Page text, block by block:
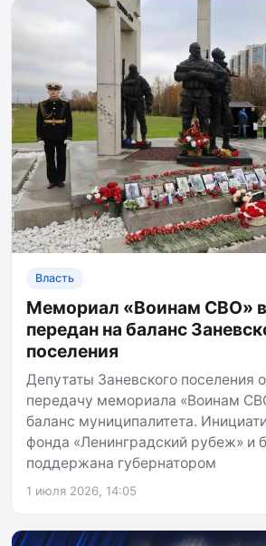
Власть
Мемориал «Воинам СВО»
передан на баланс
поселения
Депутаты Заневского поселения
передачу мемориала «Воинам
баланс муниципалитета.
фонда «Ленинградский рубеж» и
поддержана губернатором
1 июля 2026, 14:05